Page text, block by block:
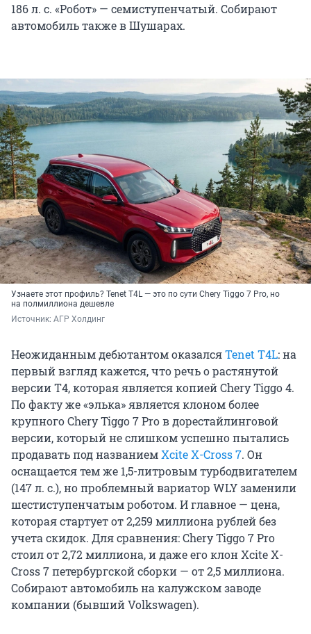
186 л. с. «Робот» — семиступенчатый. Собирают
автомобиль также в Шушарах.
Узнаете этот профиль? Tenet T4L — это по сути Chery Tiggo 7 Pro, но
на полмиллиона дешевле
Источник: АГР Холдинг
Неожиданным дебютантом оказалсяTenet T4L: на
первый взгляд кажется, что речь о растянутой
версии T4, которая является копией Chery Tiggo 4.
По факту же «элька» является клоном более
крупного Chery Tiggo 7 Pro в дорестайлинговой
версии, который не слишком успешно пытались
продавать под названиемXcite X-Cross 7. Он
оснащается тем же 1,5-литровым турбодвигателем
(147 л. с.), но проблемный вариатор WLY заменили
шестиступенчатым роботом. И главное — цена,
которая стартует от 2,259 миллиона рублей без
учета скидок. Для сравнения: Chery Tiggo 7 Pro
стоил от 2,72 миллиона, и даже его клон Xcite X-
Cross 7 петербургской сборки — от 2,5 миллиона.
Собирают автомобиль на калужском заводе
компании (бывший Volkswagen).